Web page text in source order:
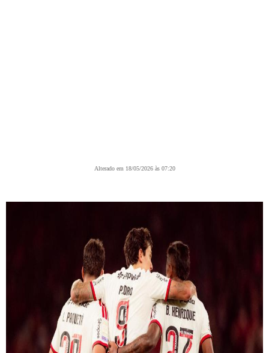
Alterado em 18/05/2026 às 07:20